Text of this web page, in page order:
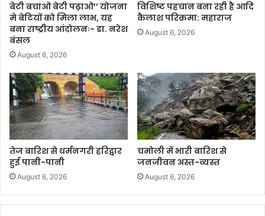
बेटी बचाओ बेटी पढ़ाओ’’ योजना
मे बेटियों को मिला लाभ, यह
बना राष्ट्रीय आंदोलनः- डा. नरेश
बंसल
August 6, 2026
विशिष्ट पहचान बना रही है आदि
कैलाश परिक्रमा: महाराज
August 6, 2026
तेज बारिश से धर्मनगरी हरिद्वार
हुई पानी-पानी
August 6, 2026
चमोली में भारी बारिश से
जनजीवन अस्त-व्यस्त
August 6, 2026